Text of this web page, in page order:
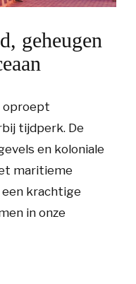
geheugen
oproept
tijdperk. De
en koloniale
maritieme
een krachtige
in onze